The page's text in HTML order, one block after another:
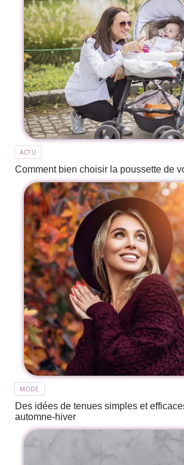
ACTU
Comment bien choisir la poussette de
MODE
Des idées de tenues simples et
automne-hiver